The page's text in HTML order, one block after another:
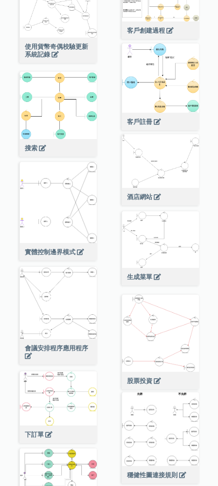
使用貨幣奇偶校驗更新
系統記錄
客戶創建過程
客戶註冊
搜索
酒店網站
實體控制邊界模式
生成菜單
會議安排程序應用程序
股票投資
下訂單
穩健性圖連接規則